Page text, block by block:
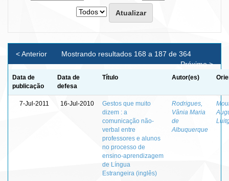
Mostrando resultados 168 a 187 de 364
< Anterior
Próximo >
Data de
publicação
Data de
defesa
Título Autor(es)
7-Jul-2011 16-Jul-2010
Gestos que muito
dizem : a
comunicação não-
verbal entre
professores e alunos
no processo de
ensino-aprendizagem
de Língua
Estrangeira (inglês)
Rodrigues,
Vânia Maria
de
Albuquerque